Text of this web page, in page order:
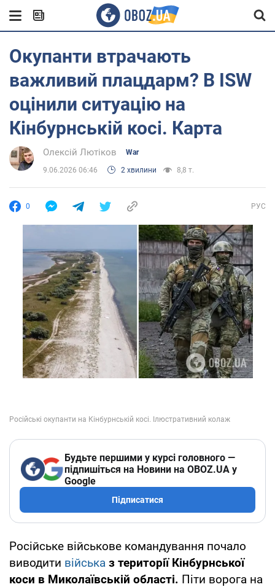
Окупанти втрачають
важливий плацдарм? В ISW
оцінили ситуацію на
Кінбурнській косі. Карта
Олексій Лютіков War
9.06.2026 06:46 2 хвилини 8,8 т.
0 РУС
Будьте першими у курсі головного —
підпишіться на Новини на OBOZ.UA у
Google
Підписатися
Російське військове командування почало
виводити війська з території Кінбурнської
коси в Миколаївській області. Піти ворога на